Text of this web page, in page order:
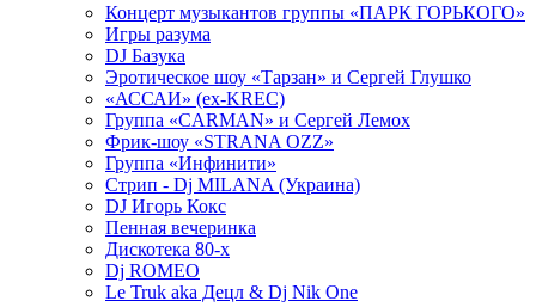
Концерт музыкантов группы «ПАРК ГОРЬКОГО»
Игры разума
DJ Базука
Эротическое шоу «Тарзан» и Сергей Глушко
«АССАИ» (ex-KREC)
Группа «CARMAN» и Сергей Лемох
Фрик-шоу «STRANA OZZ»
Группа «Инфинити»
Стрип - Dj MILANA (Украина)
DJ Игорь Кокс
Пенная вечеринка
Дискотека 80-х
Dj ROMEO
Le Truk aka Децл & Dj Nik One